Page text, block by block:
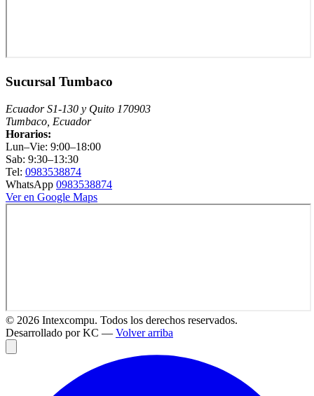
Sucursal Tumbaco
Ecuador S1-130 y Quito 170903
Tumbaco, Ecuador
Horarios:
Lun–Vie: 9:00–18:00
Sab: 9:30–13:30
Tel: 0983538874
WhatsApp 0983538874
Ver en Google Maps
© 2026 Intexcompu. Todos los derechos reservados.
Desarrollado por KC — Volver arriba